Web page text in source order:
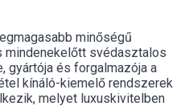
minőségű
svédasztalos
gyártója és forgalmazója a
kínáló-kiemelő rendszerek
melyet luxuskivitelben